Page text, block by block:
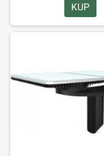
KUP